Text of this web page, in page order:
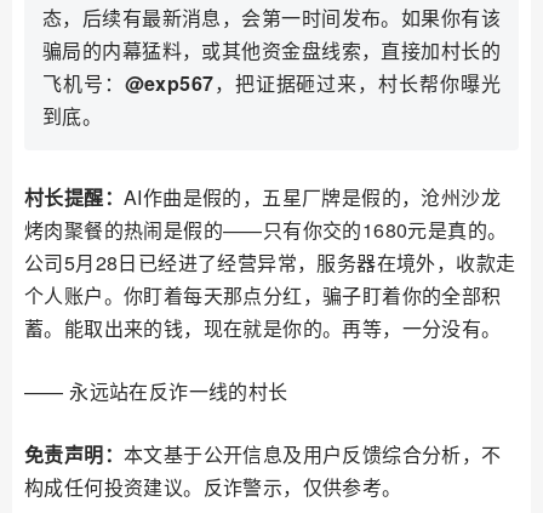
态，后续有最新消息，会第一时间发布。如果你有该
骗局的内幕猛料，或其他资金盘线索，直接加村长的
飞机号： @exp567，把证据砸过来，村长帮你曝光
到底。
村长提醒： AI作曲是假的，五星厂牌是假的，沧州沙龙
烤肉聚餐的热闹是假的——只有你交的1680元是真的。
公司5月28日已经进了经营异常，服务器在境外，收款走
个人账户。你盯着每天那点分红，骗子盯着你的全部积
蓄。能取出来的钱，现在就是你的。再等，一分没有。
—— 永远站在反诈一线的村长
免责声明： 本文基于公开信息及用户反馈综合分析，不
构成任何投资建议。反诈警示，仅供参考。